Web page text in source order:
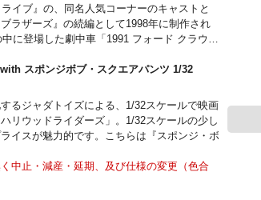
イブ』の、同名人気コーナーのキャストと
ラザーズ』の続編として1998年に制作され
に登場した劇中車「1991 フォード クラウン
ン ビクトリア」をぜひご堪能ください。
止・減産・延期、及び仕様の変更（色合
はございませんので予めご了承下さい。
は異なる場合がございます。
スポンジボブ・スクエアパンツ 1/32
るジャダトイズによる、1/32スケールで映画
リウッドライダーズ」。1/32スケールの少し
イスが魅力的です。こちらは『スポンジ・ボ
中止・減産・延期、及び仕様の変更（色合